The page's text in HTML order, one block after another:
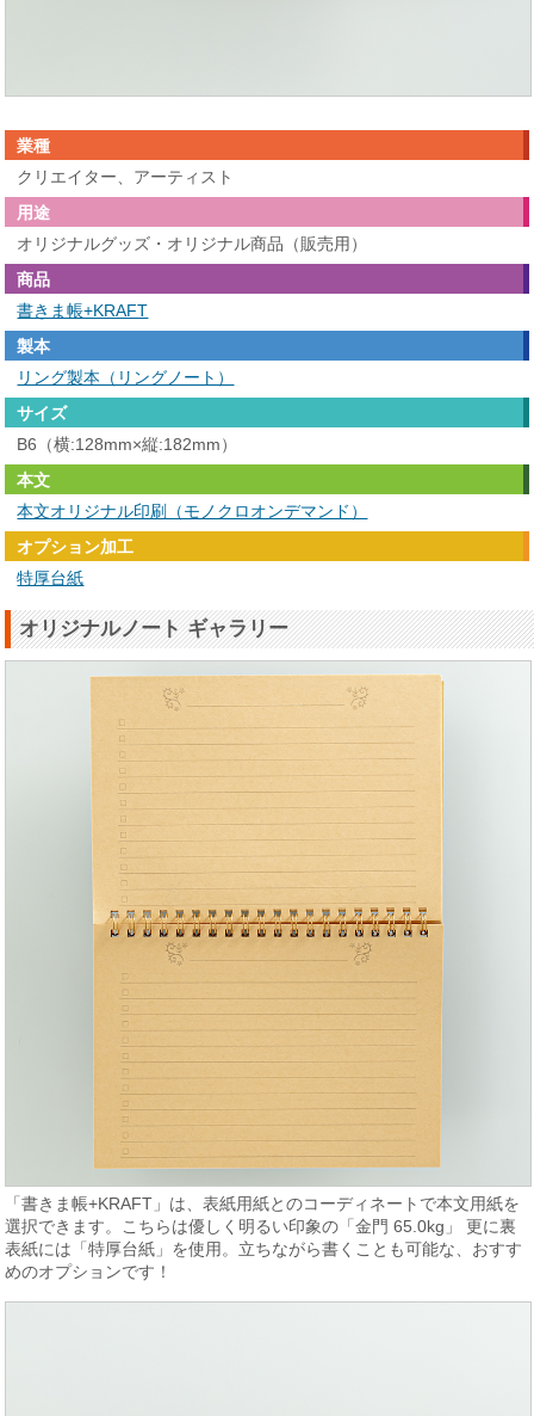
業種
クリエイター、アーティスト
用途
オリジナルグッズ・オリジナル商品（販売用）
商品
書きま帳+KRAFT
製本
リング製本（リングノート）
サイズ
B6（横:128mm×縦:182mm）
本文
本文オリジナル印刷（モノクロオンデマンド）
オプション加工
特厚台紙
オリジナルノート ギャラリー
「書きま帳+KRAFT」は、表紙用紙とのコーディネートで本文用紙を
選択できます。こちらは優しく明るい印象の「金門 65.0kg」 更に裏
表紙には「特厚台紙」を使用。立ちながら書くことも可能な、おすす
めのオプションです！